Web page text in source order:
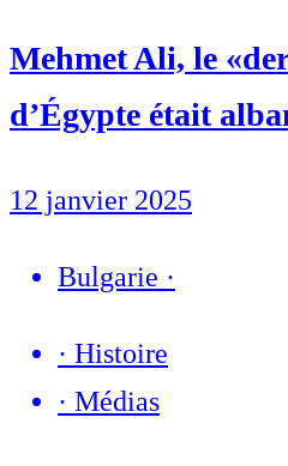
Mehmet Ali, le
d’Égypte était
12 janvier 2025
Bulgarie ·
· Histoire
· Médias